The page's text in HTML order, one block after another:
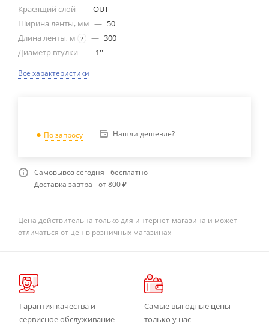
Красящий слой — OUT
Ширина ленты, мм — 50
Длина ленты, м ? — 300
Диаметр втулки — 1''
Все характеристики
По запросу Нашли дешевле?
Самовывоз сегодня - бесплатно
Доставка завтра - от 800 ₽
Цена действительна только для интернет-магазина и может
отличаться от цен в розничных магазинах
Гарантия качества и
сервисное обслуживание
Самые выгодные цены
только у нас